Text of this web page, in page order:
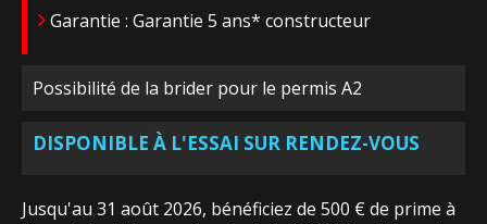
Garantie : Garantie 5 ans* constructeur
Possibilité de la brider pour le permis A2
DISPONIBLE À L'ESSAI SUR RENDEZ-VOUS
Jusqu'au 31 août 2026, bénéficiez de 500 € de prime à